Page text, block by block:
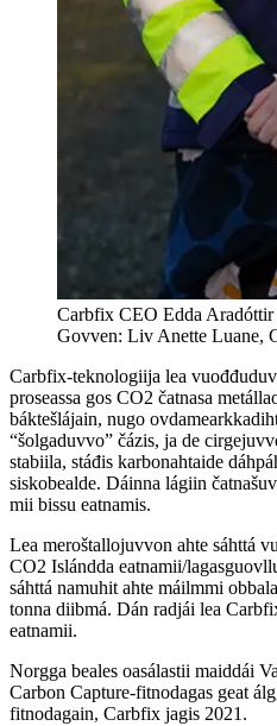
Carbfix CEO Edda
Govven: Liv Anette Luane,
Carbfix-teknologiija lea
proseassa gos CO2 čatnasa
báktešlájain, nugo
“šolgaduvvo” čázis, ja de
stabiila, stáđis karbonahtaide
siskobealde. Dáinna lágiin
mii bissu eatnamis.
Lea meroštallojuvvon ahte sáhttá
CO2 Islándda eatnamii/
sáhttá namuhit ahte máilmmi
tonna diibmá. Dán radjái lea
eatnamii.
Norgga beales oasálastii maiddái
Carbon Capture-fitnodagas geat
fitnodagain, Carbfix jagis 2021.